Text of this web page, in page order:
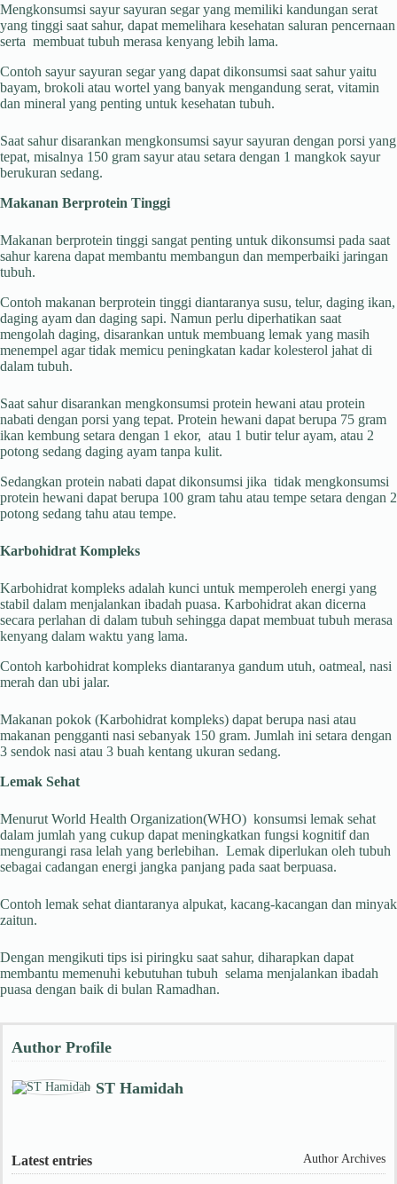
Mengkonsumsi sayur sayuran segar yang memiliki kandungan serat
yang tinggi saat sahur, dapat memelihara kesehatan saluran pencernaan
serta membuat tubuh merasa kenyang lebih lama.
Contoh sayur sayuran segar yang dapat dikonsumsi saat sahur yaitu
bayam, brokoli atau wortel yang banyak mengandung serat, vitamin
dan mineral yang penting untuk kesehatan tubuh.
Saat sahur disarankan mengkonsumsi sayur sayuran dengan porsi yang
tepat, misalnya 150 gram sayur atau setara dengan 1 mangkok sayur
berukuran sedang.
Makanan Berprotein Tinggi
Makanan berprotein tinggi sangat penting untuk dikonsumsi pada saat
sahur karena dapat membantu membangun dan memperbaiki jaringan
tubuh.
Contoh makanan berprotein tinggi diantaranya susu, telur, daging ikan,
daging ayam dan daging sapi. Namun perlu diperhatikan saat
mengolah daging, disarankan untuk membuang lemak yang masih
menempel agar tidak memicu peningkatan kadar kolesterol jahat di
dalam tubuh.
Saat sahur disarankan mengkonsumsi protein hewani atau protein
nabati dengan porsi yang tepat. Protein hewani dapat berupa 75 gram
ikan kembung setara dengan 1 ekor, atau 1 butir telur ayam, atau 2
potong sedang daging ayam tanpa kulit.
Sedangkan protein nabati dapat dikonsumsi jika tidak mengkonsumsi
protein hewani dapat berupa 100 gram tahu atau tempe setara dengan 2
potong sedang tahu atau tempe.
Karbohidrat Kompleks
Karbohidrat kompleks adalah kunci untuk memperoleh energi yang
stabil dalam menjalankan ibadah puasa. Karbohidrat akan dicerna
secara perlahan di dalam tubuh sehingga dapat membuat tubuh merasa
kenyang dalam waktu yang lama.
Contoh karbohidrat kompleks diantaranya gandum utuh, oatmeal, nasi
merah dan ubi jalar.
Makanan pokok (Karbohidrat kompleks) dapat berupa nasi atau
makanan pengganti nasi sebanyak 150 gram. Jumlah ini setara dengan
3 sendok nasi atau 3 buah kentang ukuran sedang.
Lemak Sehat
Menurut World Health Organization(WHO) konsumsi lemak sehat
dalam jumlah yang cukup dapat meningkatkan fungsi kognitif dan
mengurangi rasa lelah yang berlebihan. Lemak diperlukan oleh tubuh
sebagai cadangan energi jangka panjang pada saat berpuasa.
Contoh lemak sehat diantaranya alpukat, kacang-kacangan dan minyak
zaitun.
Dengan mengikuti tips isi piringku saat sahur, diharapkan dapat
membantu memenuhi kebutuhan tubuh selama menjalankan ibadah
puasa dengan baik di bulan Ramadhan.
Author Profile
ST Hamidah
Latest entries Author Archives